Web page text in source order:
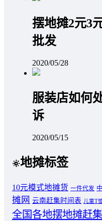
摆地摊2元3
批发
2020/05/28
服装店如何
诉
2020/05/15
地摊标签
10元模式地摊货 一件代发
摊网 云南赶集时间表 儿童T
全国各地摆地摊赶